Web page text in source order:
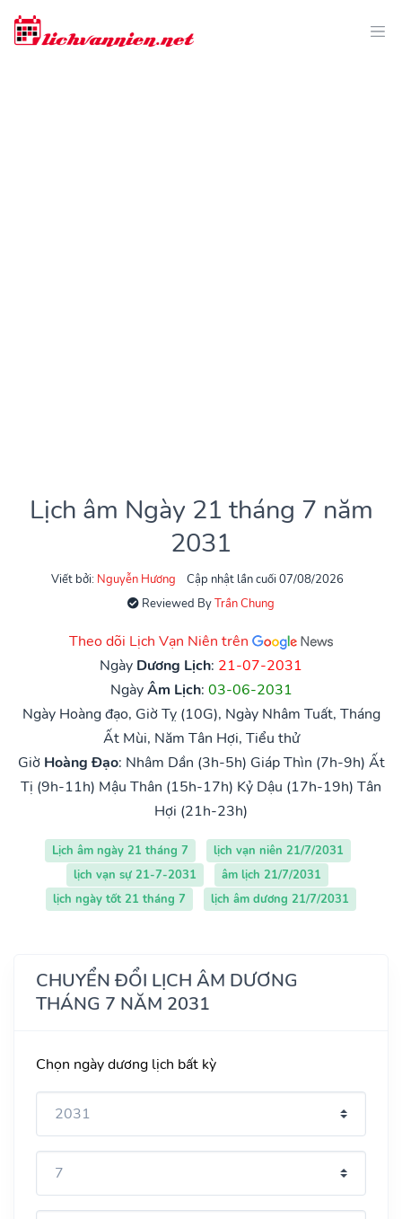
Lịch âm Ngày 21 tháng 7 năm
2031
Viết bởi: Nguyễn Hương
Cập nhật lần cuối 07/08/2026
Reviewed ByTrần Chung
Theo dõi Lịch Vạn Niên trên
Ngày Dương Lịch: 21-07-2031
NgàyÂm Lịch: 03-06-2031
Ngày Hoàng đạo, Giờ Tỵ (10G), Ngày Nhâm Tuất, Tháng
Ất Mùi, Năm Tân Hợi, Tiểu thử
Giờ Hoàng Đạo: Nhâm Dần (3h-5h) Giáp Thìn (7h-9h) Ất
Tị (9h-11h) Mậu Thân (15h-17h) Kỷ Dậu (17h-19h) Tân
Hợi (21h-23h)
Lịch âm ngày 21 tháng 7
lịch vạn niên 21/7/2031
lịch vạn sự 21-7-2031
âm lịch 21/7/2031
lịch ngày tốt 21 tháng 7
lịch âm dương 21/7/2031
CHUYỂN ĐỔI LỊCH ÂM DƯƠNG
THÁNG 7 NĂM 2031
Chọn ngày dương lịch bất kỳ